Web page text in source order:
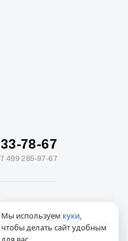
78-67
499 285-97-67
Мы используем куки,
чтобы делать сайт удобным